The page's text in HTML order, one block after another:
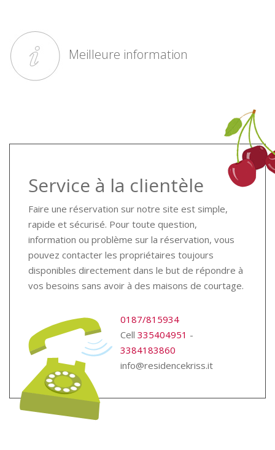
Meilleure information
Service à la clientèle
Faire une réservation sur notre site est simple,
rapide et sécurisé. Pour toute question,
information ou problème sur la réservation, vous
pouvez contacter les propriétaires toujours
disponibles directement dans le but de répondre à
vos besoins sans avoir à des maisons de courtage.
0187/815934
Cell 335404951 -
3384183860
info@residencekriss.it